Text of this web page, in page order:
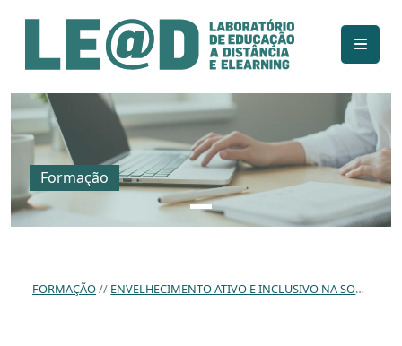
Ir para o conteúdo principal
Informações de acessibilidade
Mapa do site
Formação
FORMAÇÃO ENVELHECIMENTO ATIVO E INCLUSIVO NA SOCIEDADE DIGITAL EM REDE: O PROJETO EAGEING+